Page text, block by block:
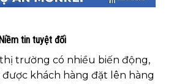
tin tuyệt đối
trường có nhiều biến động,
khách hàng đặt lên hàng